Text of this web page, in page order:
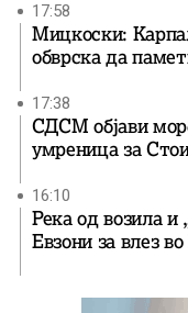
17:58
Мицкоски:
обврска да
17:38
СДСМ објави
умреница за
16:10
Река од возила
Евзони за влез